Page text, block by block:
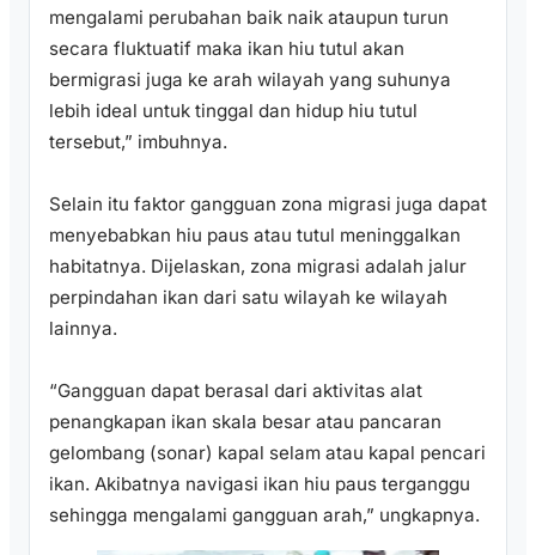
mengalami perubahan baik naik ataupun turun
secara fluktuatif maka ikan hiu tutul akan
bermigrasi juga ke arah wilayah yang suhunya
lebih ideal untuk tinggal dan hidup hiu tutul
tersebut,” imbuhnya.
Selain itu faktor gangguan zona migrasi juga dapat
menyebabkan hiu paus atau tutul meninggalkan
habitatnya. Dijelaskan, zona migrasi adalah jalur
perpindahan ikan dari satu wilayah ke wilayah
lainnya.
“Gangguan dapat berasal dari aktivitas alat
penangkapan ikan skala besar atau pancaran
gelombang (sonar) kapal selam atau kapal pencari
ikan. Akibatnya navigasi ikan hiu paus terganggu
sehingga mengalami gangguan arah,” ungkapnya.